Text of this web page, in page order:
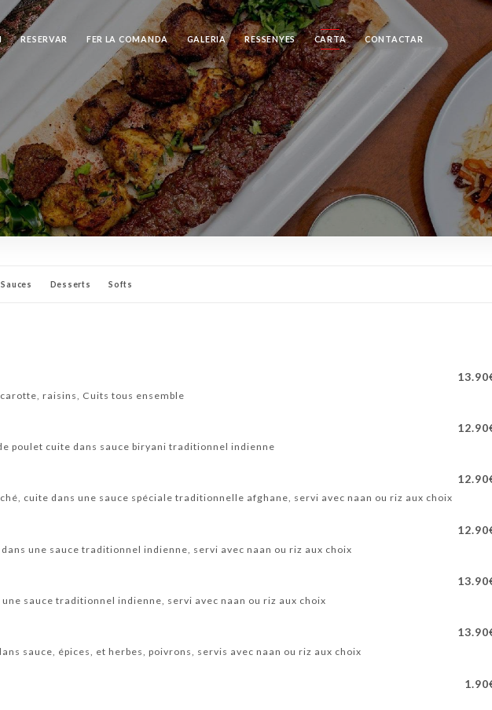
RESERVAR FER LA COMANDA GALERIA RESSENYES CARTA CONTACTAR
Sauces Desserts Softs
raisins, Cuits tous ensemble
poulet cuite dans sauce biryani traditionnel indienne
cuite dans une sauce spéciale traditionnelle afghane, servi avec naan ou riz aux choix
une sauce traditionnel indienne, servi avec naan ou riz aux choix
sauce traditionnel indienne, servi avec naan ou riz aux choix
sauce, épices, et herbes, poivrons, servis avec naan ou riz aux choix